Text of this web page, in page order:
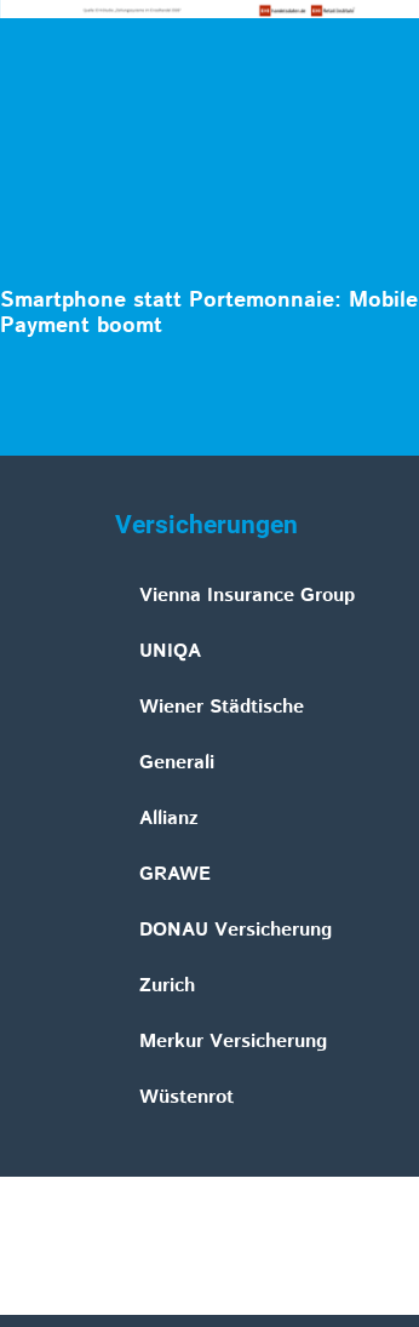
Smartphone statt Portemonnaie: Mobile
Payment boomt
Versicherungen
Vienna Insurance Group
UNIQA
Wiener Städtische
Generali
Allianz
GRAWE
DONAU Versicherung
Zurich
Merkur Versicherung
Wüstenrot